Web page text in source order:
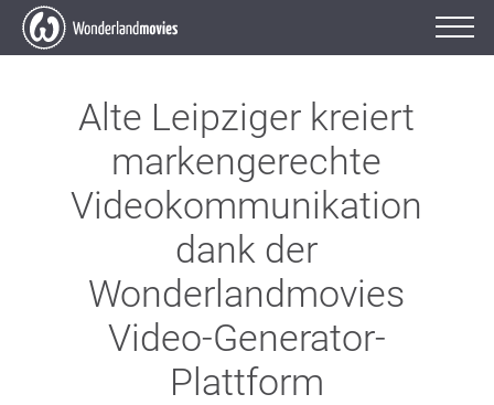
Alte Leipziger kreiert
markengerechte
Videokommunikation
dank der
Wonderlandmovies
Video-Generator-
Plattform